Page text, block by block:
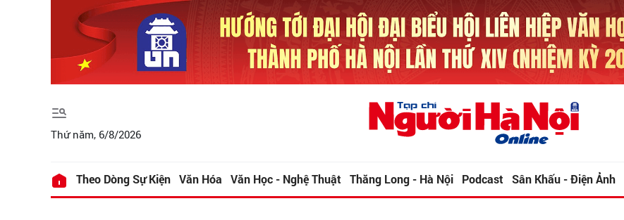
Thứ năm, 6/8/2026
Theo Dòng Sự Kiện Văn Hóa Văn Học - Nghệ Thuật Thăng Long - Hà Nội Podcast Sân Khấu - Điện Ảnh